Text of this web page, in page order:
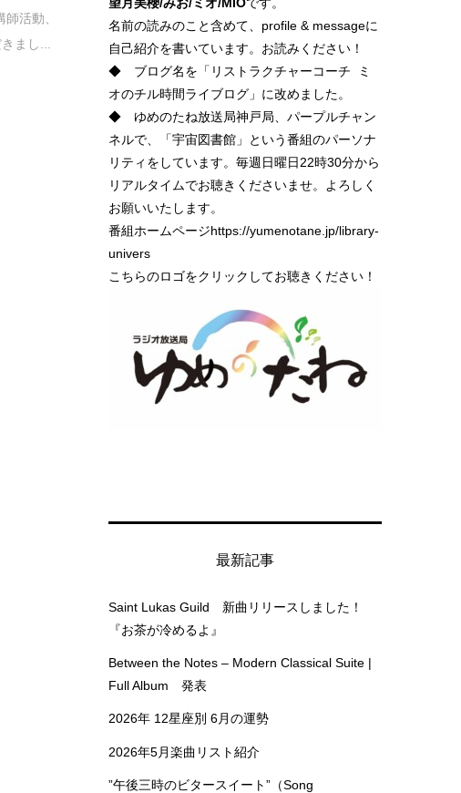
活動、
まし...
名前の読みのこと含めて、profile & messageに
自己紹介を書いています。お読みください！
◆ ブログ名を「リストラクチャーコーチ ミ
オのチル時間ライブログ」に改めました。
◆ ゆめのたね放送局神戸局、パープルチャン
ネルで、「宇宙図書館」という番組のパーソナ
リティをしています。毎週日曜日22時30分から
リアルタイムでお聴きくださいませ。よろしく
お願いいたします。
番組ホームページhttps://yumenotane.jp/library-
univers
こちらのロゴをクリックしてお聴きください！
最新記事
Saint Lukas Guild 新曲リリースしました！
『お茶が冷めるよ』
Between the Notes – Modern Classical Suite |
Full Album 発表
2026年 12星座別 6月の運勢
2026年5月楽曲リスト紹介
”午後三時のビタースイート”（Song